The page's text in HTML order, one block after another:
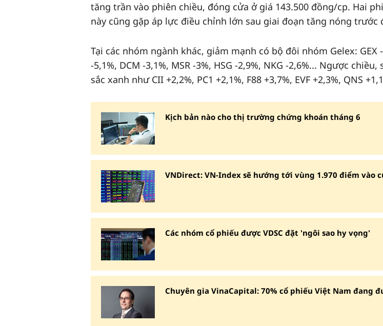
tăng trần vào phiên chiều, đóng cửa ở giá 143.500 đồng/cp. Hai
này cũng gặp áp lực điều chỉnh lớn sau giai đoạn tăng nóng trước
Tại các nhóm ngành khác, giảm mạnh có bộ đôi nhóm Gelex: GEX -
-5,1%, DCM -3,1%, MSR -3%, HSG -2,9%, NKG -2,6%... Ngược
sắc xanh như CII +2,2%, PC1 +2,1%, F88 +3,7%, EVF +2,3%, QNS
Kịch bản nào cho thị trường chứng khoán tháng 6
VNDirect: VN-Index sẽ hướng tới vùng 1.970 điểm vào
Các nhóm cổ phiếu được VDSC đặt 'ngôi sao hy vọng'
Chuyên gia VinaCapital: 70% cổ phiếu Việt Nam đang